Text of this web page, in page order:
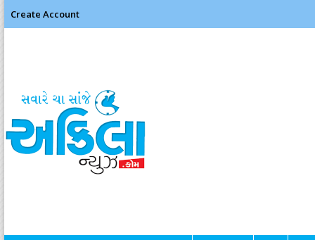
Create Account